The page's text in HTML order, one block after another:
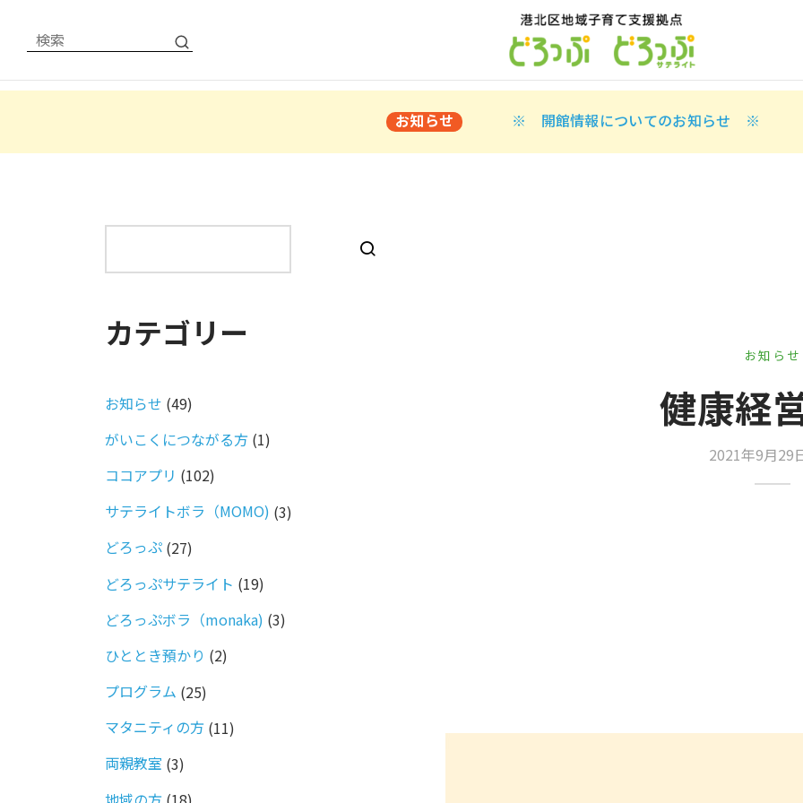
お知らせ ※ 開館情報についてのお知らせ ※
お知らせ
健康経
2021年9月29
カテゴリー
お知らせ (49)
がいこくにつながる方 (1)
ココアプリ (102)
サテライトボラ（MOMO) (3)
どろっぷ (27)
どろっぷサテライト (19)
どろっぷボラ（monaka) (3)
ひととき預かり (2)
プログラム (25)
マタニティの方 (11)
両親教室 (3)